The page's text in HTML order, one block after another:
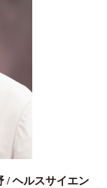
/ ヘルスサイエン